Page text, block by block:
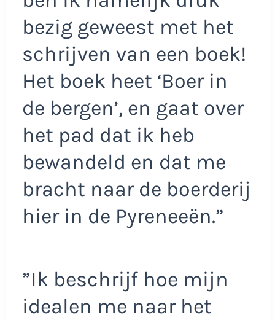
bezig geweest met het
schrijven van een boek!
Het boek heet ‘Boer in
de bergen’, en gaat over
het pad dat ik heb
bewandeld en dat me
bracht naar de boerderij
hier in de Pyreneeën.”
”Ik beschrijf hoe mijn
idealen me naar het